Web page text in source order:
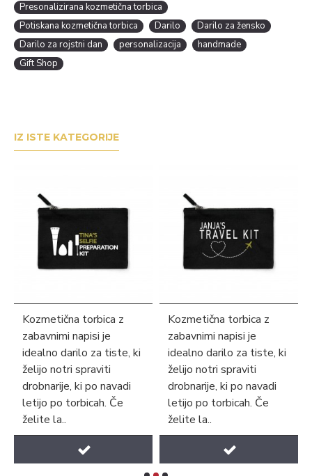
Presonalizirana kozmetična torbica
Potiskana kozmetična torbica
Darilo
Darilo za žensko
Darilo za rojstni dan
personalizacija
handmade
Gift Shop
IZ ISTE KATEGORIJE
Kozmetična torbica z
zabavnimi napisi je
idealno darilo za tiste, ki
želijo notri spraviti
drobnarije, ki po navadi
letijo po torbicah. Če
želite la..
Kozmetična torbica z
zabavnimi napisi je
idealno darilo za tiste, ki
želijo notri spraviti
drobnarije, ki po navadi
letijo po torbicah. Če
želite la..